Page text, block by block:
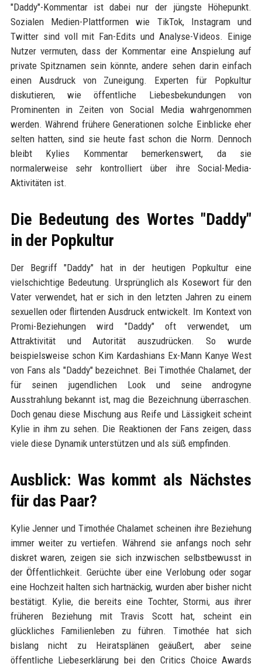
"Daddy"-Kommentar ist dabei nur der jüngste Höhepunkt.
Sozialen Medien-Plattformen wie TikTok, Instagram und
Twitter sind voll mit Fan-Edits und Analyse-Videos. Einige
Nutzer vermuten, dass der Kommentar eine Anspielung auf
private Spitznamen sein könnte, andere sehen darin einfach
einen Ausdruck von Zuneigung. Experten für Popkultur
diskutieren, wie öffentliche Liebesbekundungen von
Prominenten in Zeiten von Social Media wahrgenommen
werden. Während frühere Generationen solche Einblicke eher
selten hatten, sind sie heute fast schon die Norm. Dennoch
bleibt Kylies Kommentar bemerkenswert, da sie
normalerweise sehr kontrolliert über ihre Social-Media-
Aktivitäten ist.
Die Bedeutung des Wortes "Daddy"
in der Popkultur
Der Begriff "Daddy" hat in der heutigen Popkultur eine
vielschichtige Bedeutung. Ursprünglich als Kosewort für den
Vater verwendet, hat er sich in den letzten Jahren zu einem
sexuellen oder flirtenden Ausdruck entwickelt. Im Kontext von
Promi-Beziehungen wird "Daddy" oft verwendet, um
Attraktivität und Autorität auszudrücken. So wurde
beispielsweise schon Kim Kardashians Ex-Mann Kanye West
von Fans als "Daddy" bezeichnet. Bei Timothée Chalamet, der
für seinen jugendlichen Look und seine androgyne
Ausstrahlung bekannt ist, mag die Bezeichnung überraschen.
Doch genau diese Mischung aus Reife und Lässigkeit scheint
Kylie in ihm zu sehen. Die Reaktionen der Fans zeigen, dass
viele diese Dynamik unterstützen und als süß empfinden.
Ausblick: Was kommt als Nächstes
für das Paar?
Kylie Jenner und Timothée Chalamet scheinen ihre Beziehung
immer weiter zu vertiefen. Während sie anfangs noch sehr
diskret waren, zeigen sie sich inzwischen selbstbewusst in
der Öffentlichkeit. Gerüchte über eine Verlobung oder sogar
eine Hochzeit halten sich hartnäckig, wurden aber bisher nicht
bestätigt. Kylie, die bereits eine Tochter, Stormi, aus ihrer
früheren Beziehung mit Travis Scott hat, scheint ein
glückliches Familienleben zu führen. Timothée hat sich
bislang nicht zu Heiratsplänen geäußert, aber seine
öffentliche Liebeserklärung bei den Critics Choice Awards